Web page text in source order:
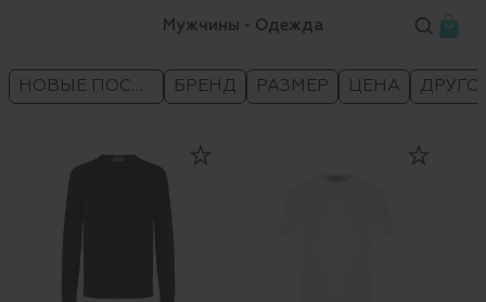
Мужчины - Одежда
НОВЫЕ ПОСТУПЛЕНИЯ БРЕНД РАЗМЕР ЦЕНА